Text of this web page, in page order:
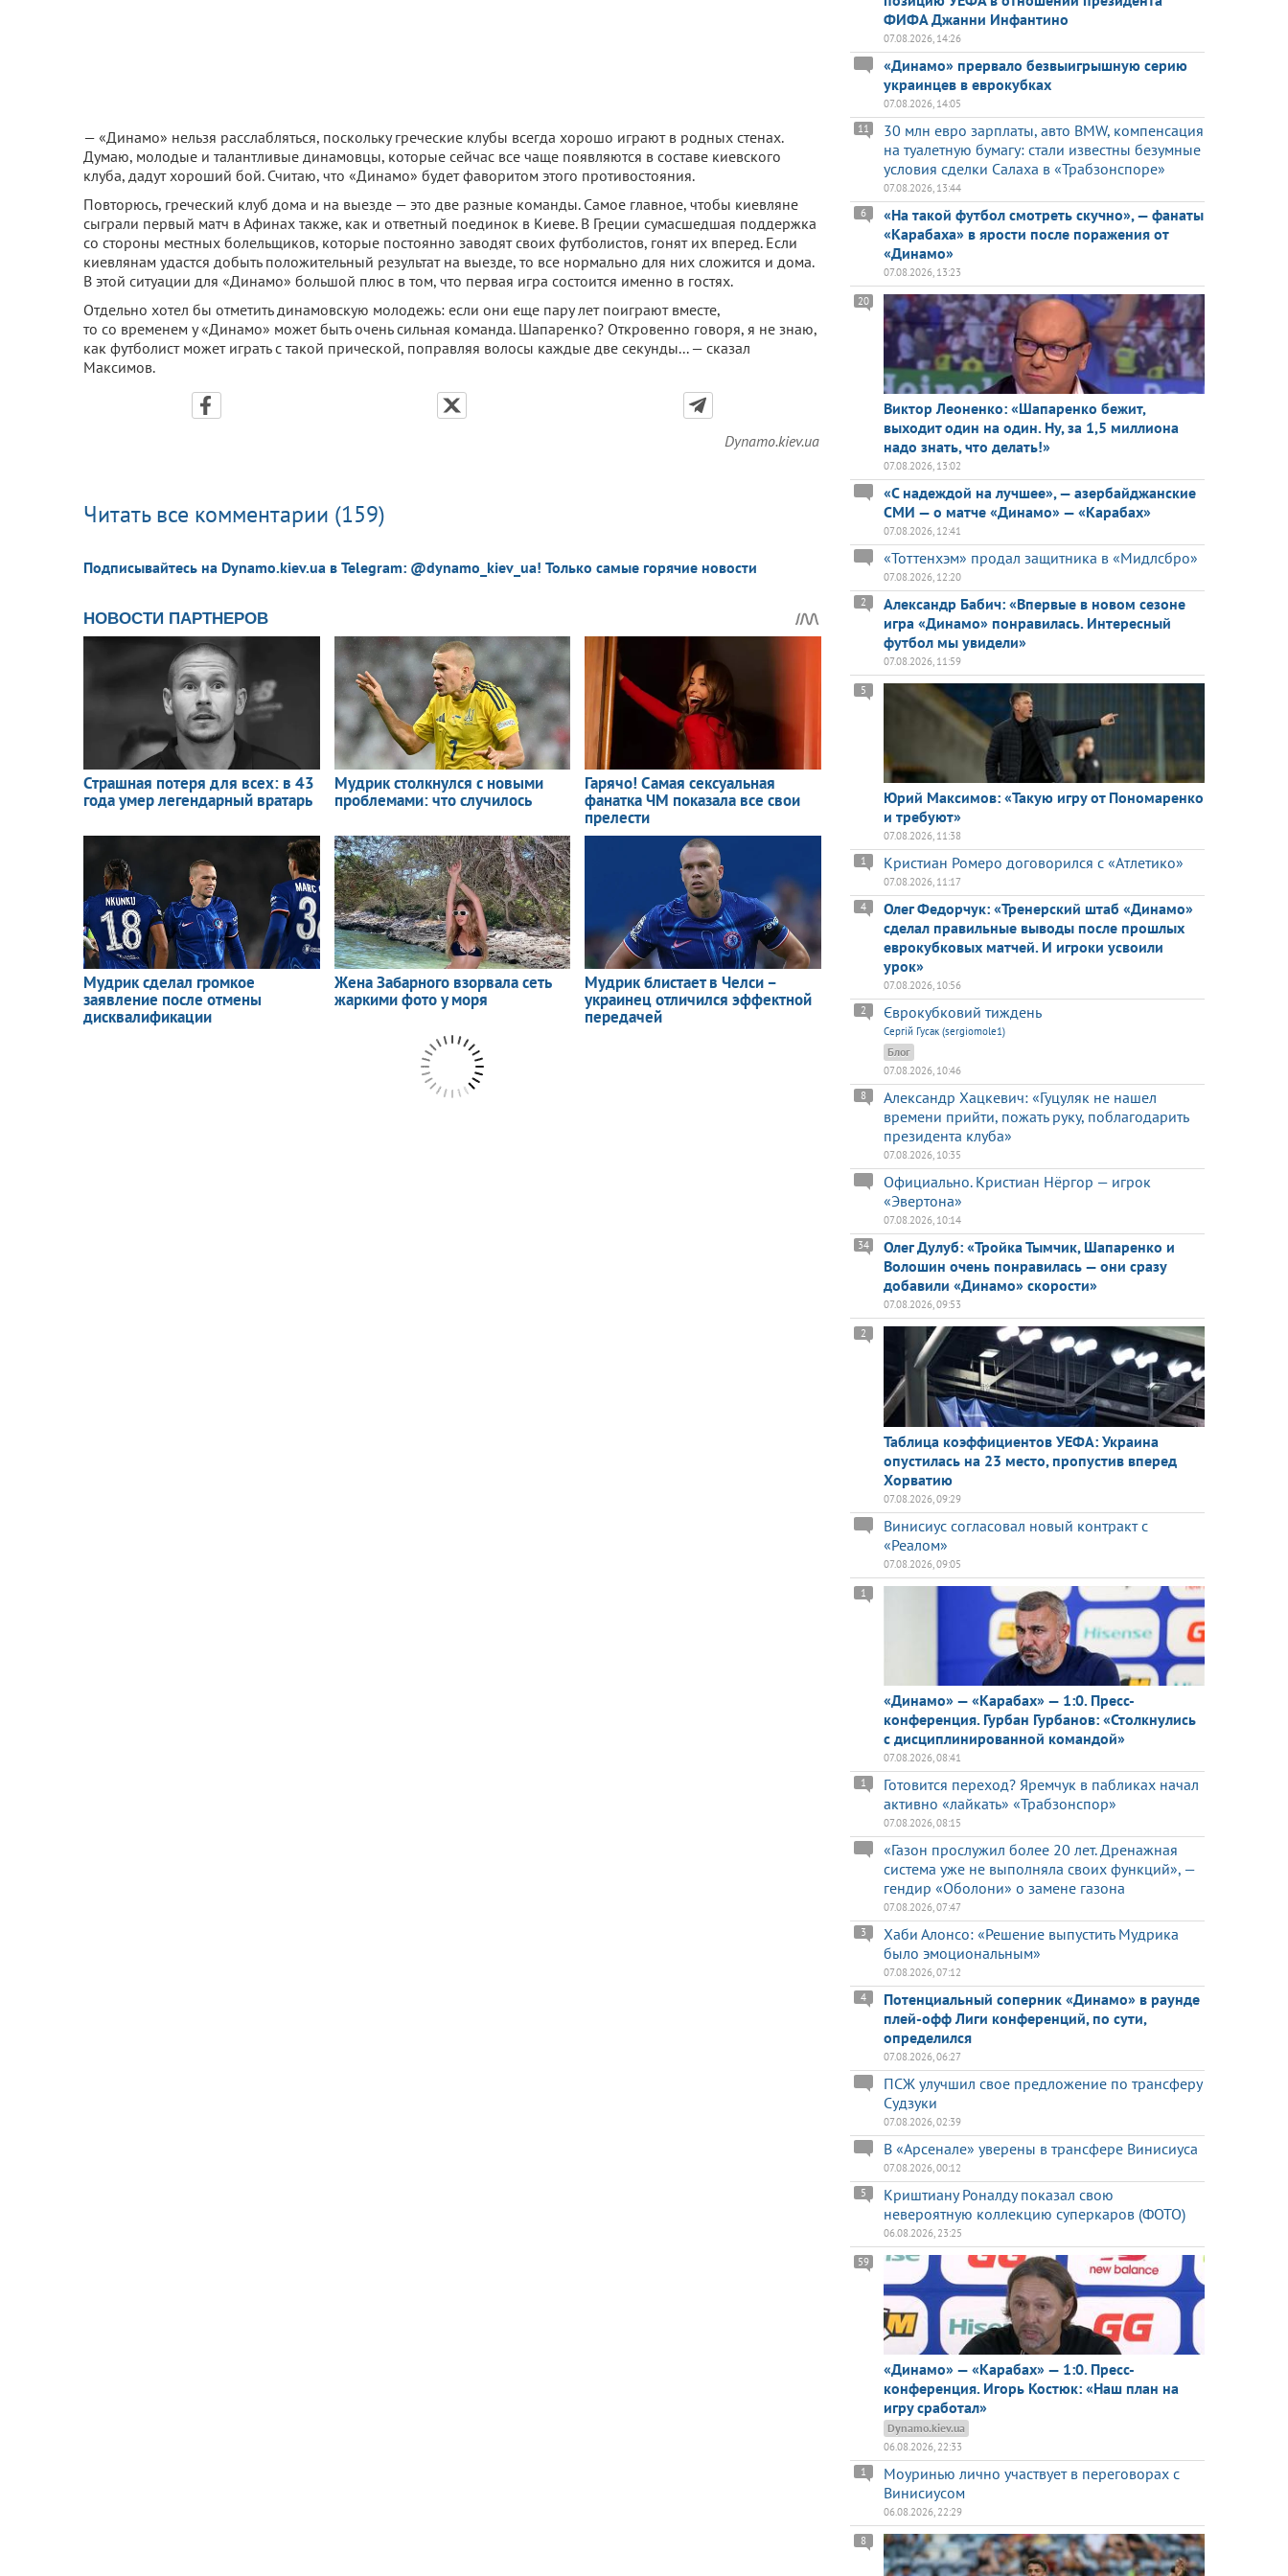
— «Динамо» нельзя расслабляться, поскольку греческие клубы всегда хорошо играют в родных стенах.
Думаю, молодые и талантливые динамовцы, которые сейчас все чаще появляются в составе киевского
клуба, дадут хороший бой. Считаю, что «Динамо» будет фаворитом этого противостояния.
Повторюсь, греческий клуб дома и на выезде — это две разные команды. Самое главное, чтобы киевляне
сыграли первый матч в Афинах также, как и ответный поединок в Киеве. В Греции сумасшедшая поддержка
со стороны местных болельщиков, которые постоянно заводят своих футболистов, гонят их вперед. Если
киевлянам удастся добыть положительный результат на выезде, то все нормально для них сложится и дома.
В этой ситуации для «Динамо» большой плюс в том, что первая игра состоится именно в гостях.
Отдельно хотел бы отметить динамовскую молодежь: если они еще пару лет поиграют вместе,
то со временем у «Динамо» может быть очень сильная команда. Шапаренко? Откровенно говоря, я не знаю,
как футболист может играть с такой прической, поправляя волосы каждые две секунды... — сказал
Максимов.
Dynamo.kiev.ua
Читать все комментарии (159)
Подписывайтесь на Dynamo.kiev.ua в Telegram: @dynamo_kiev_ua! Только самые горячие новости
ФИФА Джанни Инфантино
07.08.2026, 14:26
«Динамо» прервало безвыигрышную серию
украинцев в еврокубках
07.08.2026, 14:05
30 млн евро зарплаты, авто BMW, компенсация
на туалетную бумагу: стали известны безумные
условия сделки Салаха в «Трабзонспоре»
11
07.08.2026, 13:44
«На такой футбол смотреть скучно», — фанаты
«Карабаха» в ярости после поражения от
«Динамо»
6
07.08.2026, 13:23
Виктор Леоненко: «Шапаренко бежит,
выходит один на один. Ну, за 1,5 миллиона
надо знать, что делать!»
20
07.08.2026, 13:02
«С надеждой на лучшее», — азербайджанские
СМИ — о матче «Динамо» — «Карабах»
07.08.2026, 12:41
«Тоттенхэм» продал защитника в «Мидлсбро»
07.08.2026, 12:20
Александр Бабич: «Впервые в новом сезоне
игра «Динамо» понравилась. Интересный
футбол мы увидели»
2
07.08.2026, 11:59
Юрий Максимов: «Такую игру от Пономаренко
и требуют»
5
07.08.2026, 11:38
Кристиан Ромеро договорился с «Атлетико»
1
07.08.2026, 11:17
Олег Федорчук: «Тренерский штаб «Динамо»
сделал правильные выводы после прошлых
еврокубковых матчей. И игроки усвоили
урок»
4
07.08.2026, 10:56
Єврокубковий тиждень
2
Сергій Гусак (sergiomole1)
Блог
07.08.2026, 10:46
Александр Хацкевич: «Гуцуляк не нашел
времени прийти, пожать руку, поблагодарить
президента клуба»
8
07.08.2026, 10:35
Официально. Кристиан Нёргор — игрок
«Эвертона»
07.08.2026, 10:14
Олег Дулуб: «Тройка Тымчик, Шапаренко и
Волошин очень понравилась — они сразу
добавили «Динамо» скорости»
34
07.08.2026, 09:53
Таблица коэффициентов УЕФА: Украина
опустилась на 23 место, пропустив вперед
Хорватию
2
07.08.2026, 09:29
Винисиус согласовал новый контракт с
«Реалом»
07.08.2026, 09:05
«Динамо» — «Карабах» — 1:0. Пресс-
конференция. Гурбан Гурбанов: «Столкнулись
с дисциплинированной командой»
1
07.08.2026, 08:41
Готовится переход? Яремчук в пабликах начал
активно «лайкать» «Трабзонспор»
1
07.08.2026, 08:15
«Газон прослужил более 20 лет. Дренажная
система уже не выполняла своих функций», —
гендир «Оболони» о замене газона
07.08.2026, 07:47
Хаби Алонсо: «Решение выпустить Мудрика
было эмоциональным»
3
07.08.2026, 07:12
Потенциальный соперник «Динамо» в раунде
плей-офф Лиги конференций, по сути,
определился
4
07.08.2026, 06:27
ПСЖ улучшил свое предложение по трансферу
Судзуки
07.08.2026, 02:39
В «Арсенале» уверены в трансфере Винисиуса
07.08.2026, 00:12
Криштиану Роналду показал свою
невероятную коллекцию суперкаров (ФОТО)
5
06.08.2026, 23:25
«Динамо» — «Карабах» — 1:0. Пресс-
конференция. Игорь Костюк: «Наш план на
игру сработал»
59
Dynamo.kiev.ua
06.08.2026, 22:33
Моуринью лично участвует в переговорах с
Винисиусом
1
06.08.2026, 22:29
8